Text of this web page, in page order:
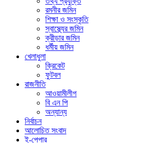
রমনীর জমিন
শিক্ষা ও সংস্কৃতি
স্বাস্থ্যের জমিন
ক্রীড়ার জমিন
ধর্মীয় জমিন
খেলাধুলা
ক্রিকেট
ফুটবল
রাজনীতি
আওয়ামীলীগ
বি এন পি
অন্যান্য
নির্বাচন
আলোচিত সংবাদ
ই-পেপার